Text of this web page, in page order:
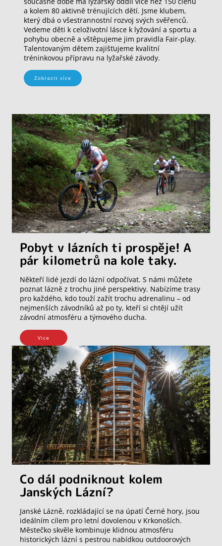
a kolem 80 aktivně trénujících dětí. Jsme klubem,
který dbá o všestrannostní rozvoj svých svěřenců.
Vedeme děti k celoživotní lásce k lyžování a sportu a
pohybu obecně a vštěpujeme jim pravidla Fair-play.
Talentovaným dětem zajišťujeme kvalitní
tréninkovou přípravu na lyžařské závody.
Zobrazit více
Pobyt v lázních ti prospěje! A
pár kilometrů na kole taky.
Někteří lidé jezdí do lázní odpočívat. S námi můžete
poznat lázně z trochu jiné perspektivy. Nabízíme trasy
pro každého, kdo touží zažít trochu adrenalinu – od
nejmenších závodníků až po ty, kteří si chtějí užít
závodní atmosféru a týmového ducha.
Vice
Co dál podniknout kolem
Janských Lázní?
Janské Lázně, rozkládající se na úpatí Černé hory, jsou
ideálním cílem pro letní dovolenou v Krkonoších.
Městečko skvěle kombinuje klidnou atmosféru
historických lázní s pestrou nabídkou outdoorových